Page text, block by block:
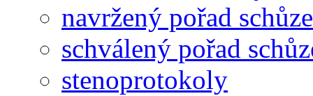
navržený pořad schůze
schválený pořad
stenoprotokoly